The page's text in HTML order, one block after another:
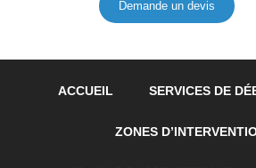
Demande un devis
ACCUEIL SERVICES DE
ZONES